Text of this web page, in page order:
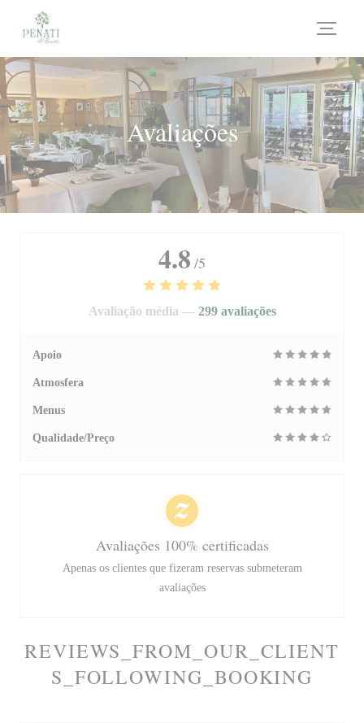
Painel de Gerenciamento de Cookies
Avaliações
REVIEWS_FROM_OUR_CLIENT
S_FOLLOWING_BOOKING
4.8 /5
Avaliação média — 299 avaliações
Apoio
Atmosfera
Menus
Qualidade/Preço
Avaliações 100% certificadas
Apenas os clientes que fizeram reservas submeteram
avaliações